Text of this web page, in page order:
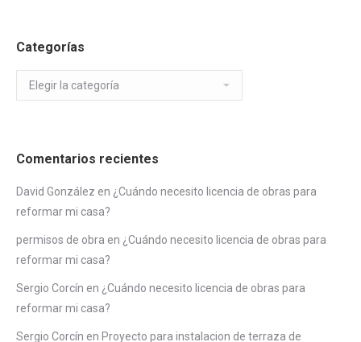
Categorías
Categorías
Comentarios recientes
David González en ¿Cuándo necesito licencia de obras para
reformar mi casa?
permisos de obra en ¿Cuándo necesito licencia de obras para
reformar mi casa?
Sergio Corcín en ¿Cuándo necesito licencia de obras para
reformar mi casa?
Sergio Corcín en Proyecto para instalacion de terraza de